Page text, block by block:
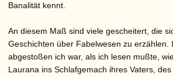
Banalität kennt.
An diesem Maß sind viele gescheitert, die
Geschichten über Fabelwesen zu erzählen.
abgestoßen ich war, als ich lesen mußte,
Laurana ins Schlafgemach ihres Vaters,